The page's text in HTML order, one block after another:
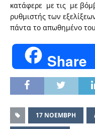
κατάφερε με τις με
ρυθμιστής των
πάντα το απωθημένο
Share
17 ΝΟΕΜΒΡΗ